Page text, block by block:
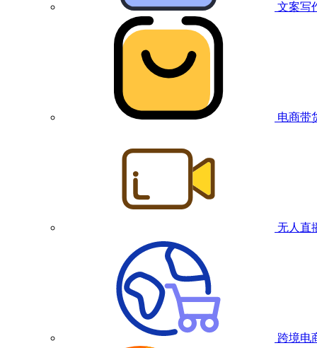
文案写
电商带
无人直
跨境电